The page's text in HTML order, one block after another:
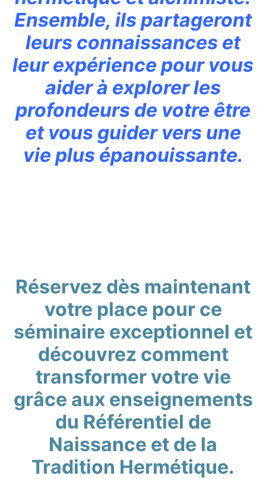
Ensemble, ils partageront
leurs connaissances et
leur expérience pour vous
aider à explorer les
profondeurs de votre être
et vous guider vers une
vie plus épanouissante.
Réservez dès maintenant
votre place pour ce
séminaire exceptionnel et
découvrez comment
transformer votre vie
grâce aux enseignements
du Référentiel de
Naissance et de la
Tradition Hermétique.